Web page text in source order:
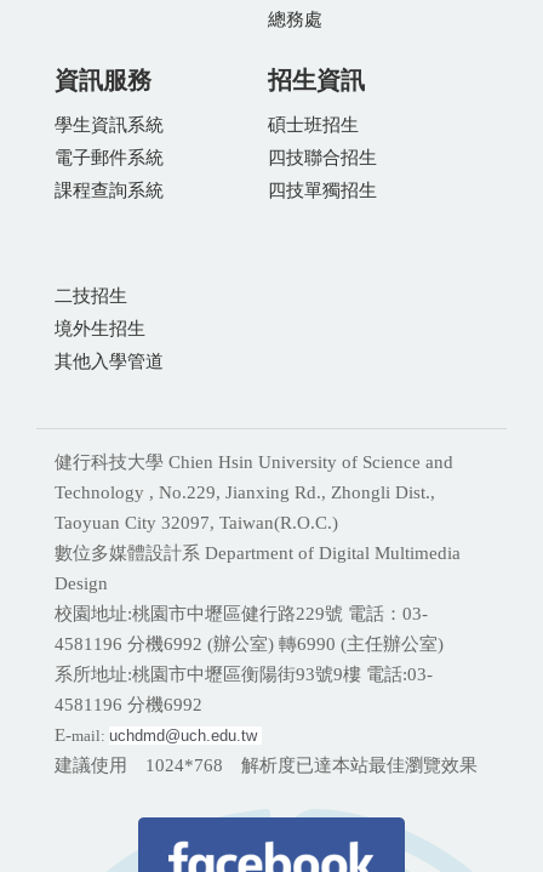
總務處
資訊服務
學生資訊系統
電子郵件系統
課程查詢系統
招生資訊
碩士班招生
四技聯合招生
四技單獨招生
二技招生
境外生招生
其他入學管道
健行科技大學 Chien Hsin University of Science and
Technology , No.229, Jianxing Rd., Zhongli Dist.,
Taoyuan City 32097, Taiwan(R.O.C.)
數位多媒體設計系 Department of Digital Multimedia
Design
校園地址:桃園市中壢區健行路229號 電話：03-
4581196 分機6992 (辦公室) 轉6990 (主任辦公室)
系所地址:桃園市中壢區衡陽街93號9樓 電話:03-
4581196 分機6992
E-mail: uchdmd@uch.edu.tw
建議使用 1024*768 解析度已達本站最佳瀏覽效果